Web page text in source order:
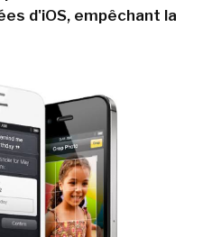
d'iOS, empêchant la